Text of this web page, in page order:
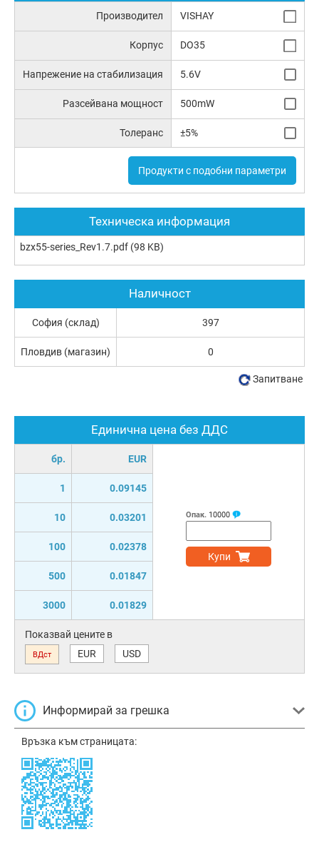
Производител VISHAY
Корпус DO35
Напрежение на стабилизация 5.6V
Разсейвана мощност 500mW
Толеранс ±5%
Продукти с подобни параметри
Техническа информация
bzx55-series_Rev1.7.pdf (98 KB)
Единична цена без ДДС
бр. EUR
1 0.09145
10 0.03201
100 0.02378
500 0.01847
3000 0.01829
Опак. 10000
Купи
Показвай цените в
ВДст EUR USD
Информирай за грешка
Връзка към страницата:
Наличност
София (склад) 397
Пловдив (магазин) 0
Запитване